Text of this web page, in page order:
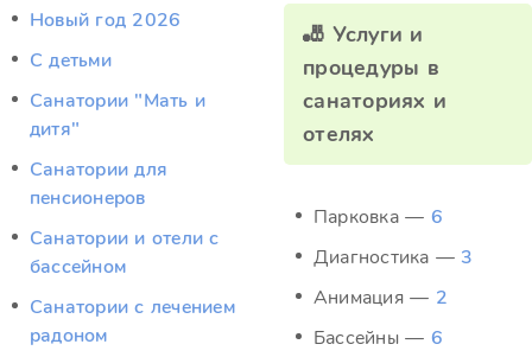
Новый год 2026
С детьми
Санатории "Мать и
дитя"
Санатории для
пенсионеров
Санатории и отели с
бассейном
Санатории с лечением
радоном
🎳 Услуги и
процедуры в
санаториях и
отелях
Парковка — 6
Диагностика — 3
Анимация — 2
Бассейны — 6